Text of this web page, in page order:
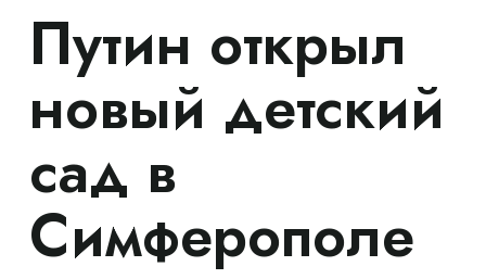
Путин открыл
новый детский
сад в
Симферополе